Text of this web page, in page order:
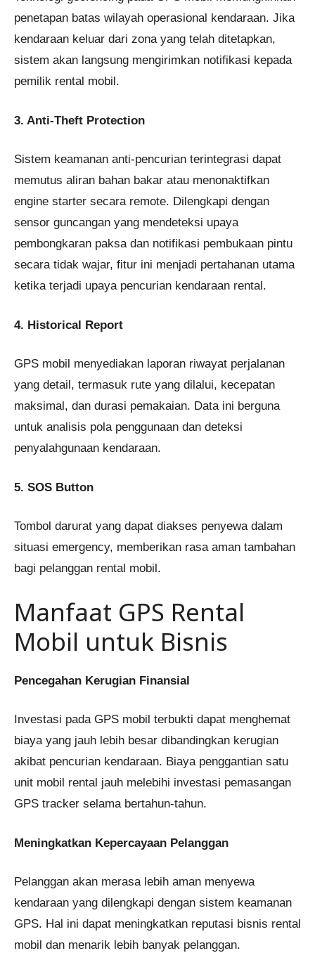
penetapan batas wilayah operasional kendaraan. Jika
kendaraan keluar dari zona yang telah ditetapkan,
sistem akan langsung mengirimkan notifikasi kepada
pemilik rental mobil.
3. Anti-Theft Protection
Sistem keamanan anti-pencurian terintegrasi dapat
memutus aliran bahan bakar atau menonaktifkan
engine starter secara remote. Dilengkapi dengan
sensor guncangan yang mendeteksi upaya
pembongkaran paksa dan notifikasi pembukaan pintu
secara tidak wajar, fitur ini menjadi pertahanan utama
ketika terjadi upaya pencurian kendaraan rental.
4. Historical Report
GPS mobil menyediakan laporan riwayat perjalanan
yang detail, termasuk rute yang dilalui, kecepatan
maksimal, dan durasi pemakaian. Data ini berguna
untuk analisis pola penggunaan dan deteksi
penyalahgunaan kendaraan.
5. SOS Button
Tombol darurat yang dapat diakses penyewa dalam
situasi emergency, memberikan rasa aman tambahan
bagi pelanggan rental mobil.
Manfaat GPS Rental
Mobil untuk Bisnis
Pencegahan Kerugian Finansial
Investasi pada GPS mobil terbukti dapat menghemat
biaya yang jauh lebih besar dibandingkan kerugian
akibat pencurian kendaraan. Biaya penggantian satu
unit mobil rental jauh melebihi investasi pemasangan
GPS tracker selama bertahun-tahun.
Meningkatkan Kepercayaan Pelanggan
Pelanggan akan merasa lebih aman menyewa
kendaraan yang dilengkapi dengan sistem keamanan
GPS. Hal ini dapat meningkatkan reputasi bisnis rental
mobil dan menarik lebih banyak pelanggan.